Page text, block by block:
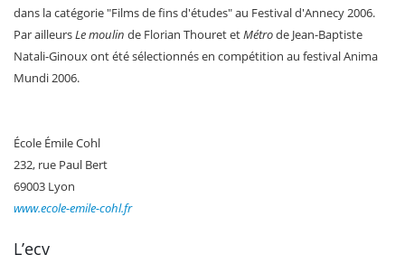
dans la catégorie "Films de fins d'études" au Festival d'Annecy 2006.
Par ailleursLe moulin de Florian Thouret etMétrode Jean-Baptiste
Natali-Ginoux ont été sélectionnés en compétition au festival Anima
Mundi 2006.
École Émile Cohl
232, rue Paul Bert
69003 Lyon
www.ecole-emile-cohl.fr
L’ecv